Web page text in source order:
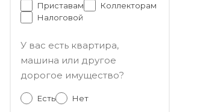
Приставам
Коллекторам
Налоговой
У вас есть квартира,
машина или другое
дорогое имущество?
Есть Нет